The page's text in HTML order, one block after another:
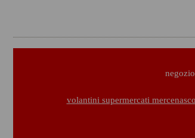
volantini supermercati mercenasco